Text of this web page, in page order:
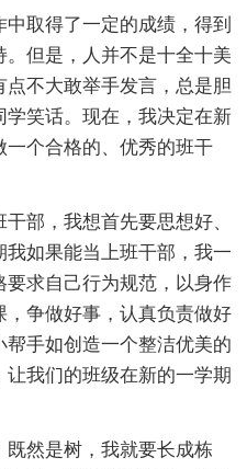
取得了一定的成绩，得到
但是，人并不是十全十美
不大敢举手发言，总是胆
笑话。现在，我决定在新
个合格的、优秀的班干
部，我想首先要思想好、
如果能当上班干部，我一
求自己行为规范，以身作
，争做好事，认真负责做好
手如创造一个整洁优美的
我们的班级在新的一学期
既然是树，我就要长成栋